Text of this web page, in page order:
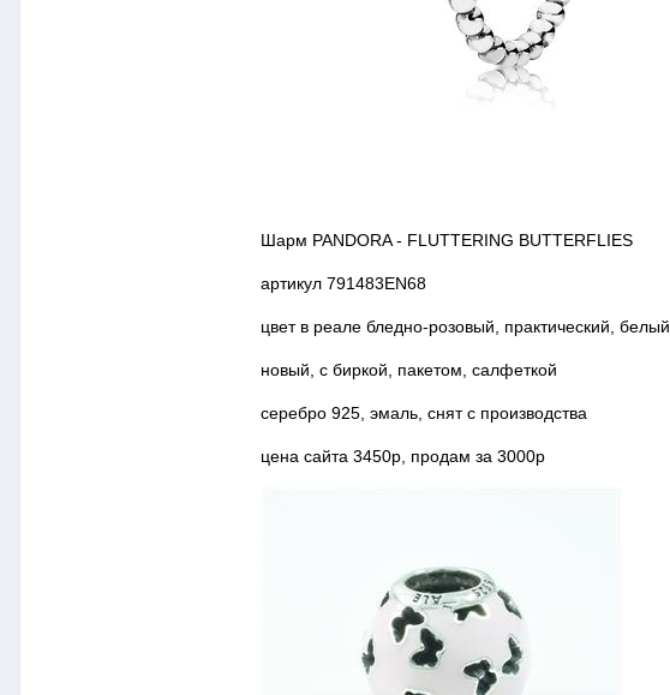
Шарм PANDORA - FLUTTERING BUTTERFLIES
артикул 791483EN68
цвет в реале бледно-розовый, практический, белый
новый, с биркой, пакетом, салфеткой
серебро 925, эмаль, снят с производства
цена сайта 3450р, продам за 3000р